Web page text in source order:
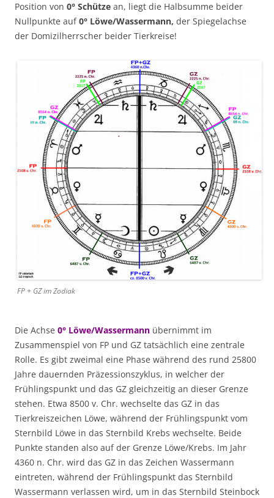
Position von 0° Schütze an, liegt die Halbsumme beider
Nullpunkte auf0° Löwe/Wassermann, der Spiegelachse
der Domizilherrscher beider Tierkreise!
FP + GZ im Zodiak
Die Achse 0° Löwe/Wassermann übernimmt im
Zusammenspiel von FP und GZ tatsächlich eine zentrale
Rolle. Es gibt zweimal eine Phase während des rund 25800
Jahre dauernden Präzessionszyklus, in welcher der
Frühlingspunkt und das GZ gleichzeitig an dieser Grenze
stehen. Etwa 8500 v. Chr. wechselte das GZ in das
Tierkreiszeichen Löwe, während der Frühlingspunkt vom
Sternbild Löwe in das Sternbild Krebs wechselte. Beide
Punkte standen also auf der Grenze Löwe/Krebs. Im Jahr
4360 n. Chr. wird das GZ in das Zeichen Wassermann
eintreten, während der Frühlingspunkt das Sternbild
Wassermann verlassen wird, um in das Sternbild Steinbock